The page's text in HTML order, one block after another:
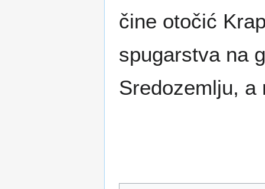
čine otočić
spugarstva na
Sredozemlju, a